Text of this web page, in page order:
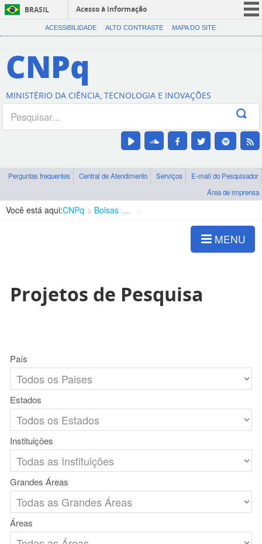
BRASIL
Acesso à informação
CORONAVÍRUS (COVID-19)
Canais
ACESSIBILIDADE ALTO CONTRASTE MAPA DO SITE
CNPq
MINISTÉRIO DA CIÊNCIA, TECNOLOGIA E INOVAÇÕES
Perguntas frequentes Central de Atendimento Serviços
E-mail do Pesquisador
Área de imprensa
Você está aqui:CNPq Bolsas e Auxílios Vigentes
MENU
Projetos de Pesquisa
País
Estados
Instituições
Grandes Áreas
Áreas